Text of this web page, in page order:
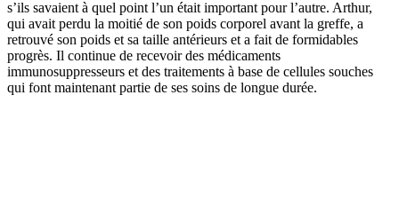
s’ils savaient à quel point l’un était important pour l’autre. Arthur,
qui avait perdu la moitié de son poids corporel avant la greffe, a
retrouvé son poids et sa taille antérieurs et a fait de formidables
progrès. Il continue de recevoir des médicaments
immunosuppresseurs et des traitements à base de cellules souches
qui font maintenant partie de ses soins de longue durée.